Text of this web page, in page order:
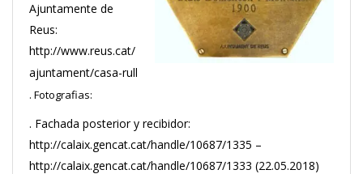
Ajuntamente de
Reus:
http://www.reus.cat/
ajuntament/casa-rull
. Fotografias:
. Fachada posterior y recibidor:
http://calaix.gencat.cat/handle/10687/1335 –
http://calaix.gencat.cat/handle/10687/1333 (22.05.2018)